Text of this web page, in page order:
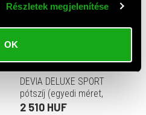
Részletek megjelenítése
OK
DEVIA DELUXE SPORT
pótszíj (egyedi méret,
szilikon, állítható)
2 510 HUF